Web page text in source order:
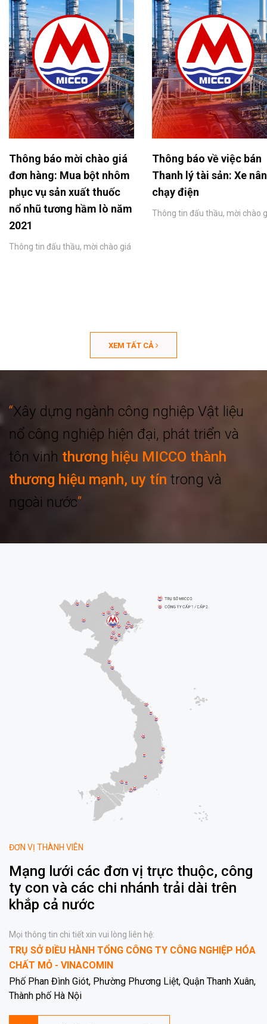
Thông báo mời chào giá
đơn hàng: Mua bột nhôm
phục vụ sản xuất thuốc
nổ nhũ tương hầm lò năm
2021
Thông tin đấu thầu, mời chào giá
Thông báo về việc bán
Thanh lý tài sản: Xe
chạy điện
Thông tin đấu thầu, mời chào
XEM TẤT CẢ
“Xây dựng ngành công nghiệp Vật liệu
nổ công nghiệp hiện đại, phát triển và
tôn vinh thương hiệu MICCO thành
thương hiệu mạnh, uy tín trong và
ngoài nước”
ĐƠN VỊ THÀNH VIÊN
Mạng lưới các đơn vị trực thuộc, công
ty con và các chi nhánh trải dài trên
khắp cả nước
Mọi thông tin chi tiết xin vui lòng liên hệ:
TRỤ SỞ ĐIỀU HÀNH TỔNG CÔNG TY CÔNG NGHIỆP HÓA
CHẤT MỎ - VINACOMIN
Phố Phan Đình Giót, Phường Phương Liệt, Quận Thanh Xuân,
Thành phố Hà Nội